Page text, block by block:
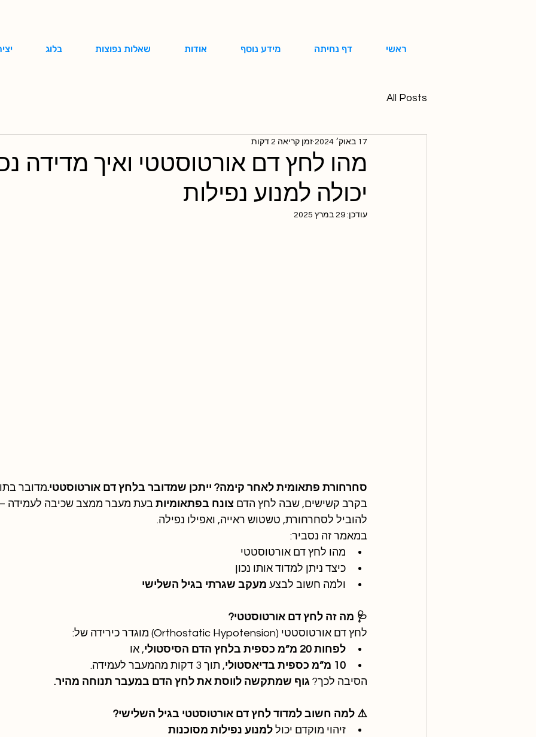
ראשי דף נחיתה מידע נוסף אודות שאלות נפוצות בלוג
All Posts
מהו לחץ דם אורטוסטטי ואיך מדידה
יכולה למנוע נפילות
17 באוק׳ 2024 זמן קריאה 2 דקות
עודכן: 29 במרץ 2025
סחרחורת פתאומית לאחר קימה? ייתכן שמדובר בלחץ דם אורטוסטטי.מדובר
בקרב קשישים, שבה לחץ הדם צונח בפתאומיות בעת מעבר ממצב שכיבה לעמידה
להוביל לסחרחורת, טשטוש ראייה, ואפילו נפילה.
במאמר זה נסביר:
מהו לחץ דם אורטוסטטי
כיצד ניתן למדוד אותו נכון
ולמה חשוב לבצע מעקב שגרתי בגיל השלישי
🩺 מה זה לחץ דם אורטוסטטי?
לחץ דם אורטוסטטי (Orthostatic Hypotension) מוגדר כירידה של:
לפחות 20 מ”מ כספית בלחץ הדם הסיסטולי
, או
10 מ”מ כספית בדיאסטולי
, תוך 3 דקות מהמעבר לעמידה.
הסיבה לכך? גוף שמתקשה לווסת את לחץ הדם במעבר תנוחה מהיר.
⚠️ למה חשוב למדוד לחץ דם אורטוסטטי בגיל השלישי?
זיהוי מוקדם יכול למנוע נפילות מסוכנות